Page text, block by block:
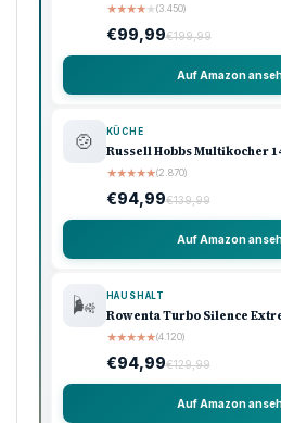
★★★★★(3.450)
€99,99€199,99
Auf Amazon
🍲 KÜCHE
Russell Hobbs Multikocher
★★★★★(2.870)
€94,99€139,99
Auf Amazon
🌬️ HAUSHALT
Rowenta Turbo Silence
★★★★★(4.120)
€94,99€129,99
Auf Amazon